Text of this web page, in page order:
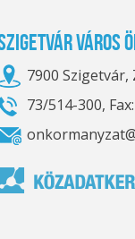
Város
7900 Szigetvár,
73/514-300,